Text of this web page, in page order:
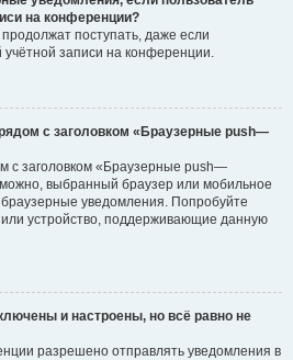
на конференции?
поступать, даже если
записи на конференции.
с заголовком «Браузерные push—
с заголовком «Браузерные push—
выбранный браузер или мобильное
уведомления. Попробуйте
или устройство, поддерживающие данную
и настроены, но всё равно не
разрешено отправлять уведомления в